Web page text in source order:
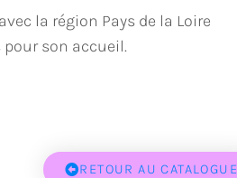
produire
la région Pays de la Loire
pour son accueil.
RETOUR AU CATALOGUE